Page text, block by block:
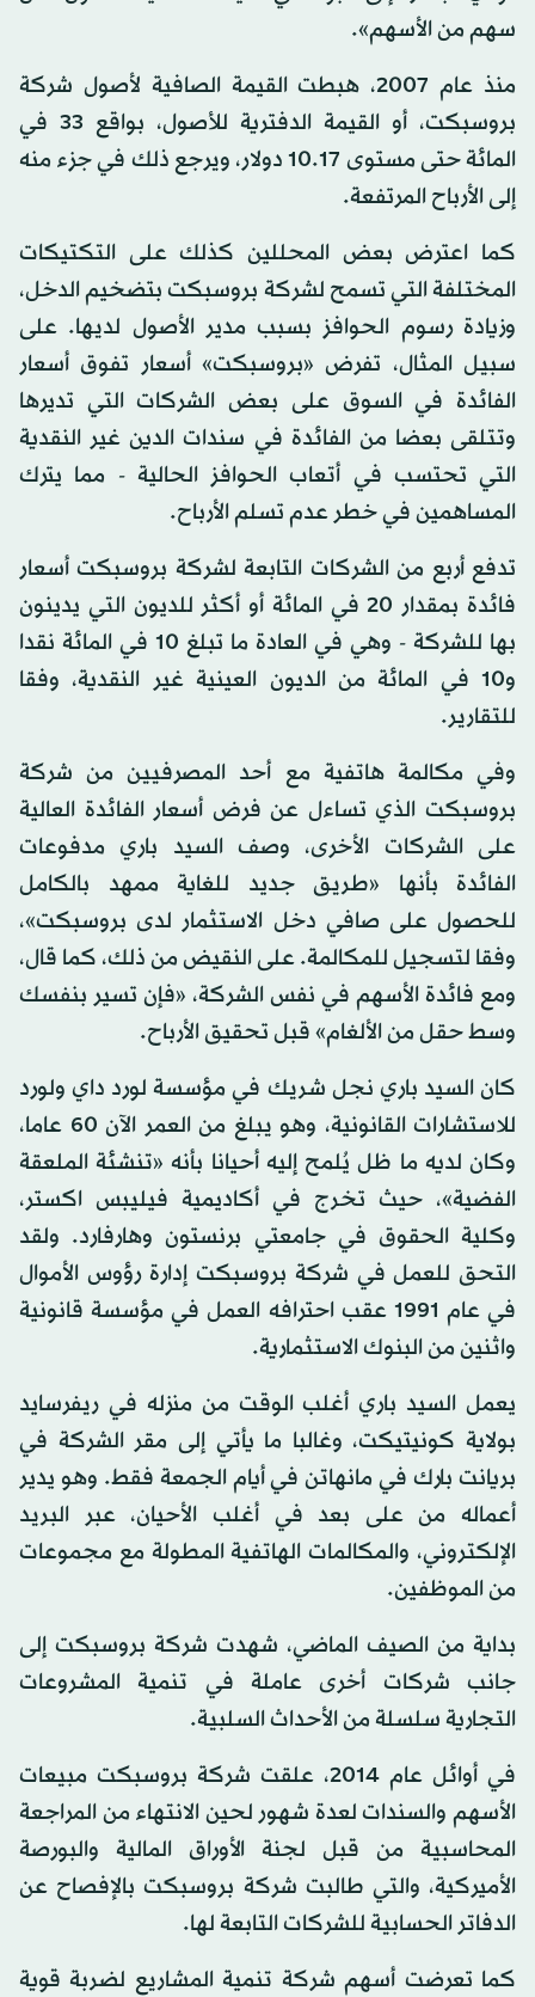
سهم من الأسهم».
منذ عام 2007، هبطت القيمة الصافية لأصول شركة
بروسبكت، أو القيمة الدفترية للأصول، بواقع 33 في
المائة حتى مستوى 10.17 دولار، ويرجع ذلك في جزء منه
إلى الأرباح المرتفعة.
كما اعترض بعض المحللين كذلك على التكتيكات
المختلفة التي تسمح لشركة بروسبكت بتضخيم الدخل،
وزيادة رسوم الحوافز بسبب مدير الأصول لديها. على
سبيل المثال، تفرض «بروسبكت» أسعار تفوق أسعار
الفائدة في السوق على بعض الشركات التي تديرها
وتتلقى بعضا من الفائدة في سندات الدين غير النقدية
التي تحتسب في أتعاب الحوافز الحالية - مما يترك
المساهمين في خطر عدم تسلم الأرباح.
تدفع أربع من الشركات التابعة لشركة بروسبكت أسعار
فائدة بمقدار 20 في المائة أو أكثر للديون التي يدينون
بها للشركة - وهي في العادة ما تبلغ 10 في المائة نقدا
و10 في المائة من الديون العينية غير النقدية، وفقا
للتقارير.
وفي مكالمة هاتفية مع أحد المصرفيين من شركة
بروسبكت الذي تساءل عن فرض أسعار الفائدة العالية
على الشركات الأخرى، وصف السيد باري مدفوعات
الفائدة بأنها «طريق جديد للغاية ممهد بالكامل
للحصول على صافي دخل الاستثمار لدى بروسبكت»،
وفقا لتسجيل للمكالمة. على النقيض من ذلك، كما قال،
ومع فائدة الأسهم في نفس الشركة، «فإن تسير بنفسك
وسط حقل من الألغام» قبل تحقيق الأرباح.
كان السيد باري نجل شريك في مؤسسة لورد داي ولورد
للاستشارات القانونية، وهو يبلغ من العمر الآن 60 عاما،
وكان لديه ما ظل يُلمح إليه أحيانا بأنه «تنشئة الملعقة
الفضية»، حيث تخرج في أكاديمية فيليبس اكستر،
وكلية الحقوق في جامعتي برنستون وهارفارد. ولقد
التحق للعمل في شركة بروسبكت إدارة رؤوس الأموال
في عام 1991 عقب احترافه العمل في مؤسسة قانونية
واثنين من البنوك الاستثمارية.
يعمل السيد باري أغلب الوقت من منزله في ريفرسايد
بولاية كونيتيكت، وغالبا ما يأتي إلى مقر الشركة في
بريانت بارك في مانهاتن في أيام الجمعة فقط. وهو يدير
أعماله من على بعد في أغلب الأحيان، عبر البريد
الإلكتروني، والمكالمات الهاتفية المطولة مع مجموعات
من الموظفين.
بداية من الصيف الماضي، شهدت شركة بروسبكت إلى
جانب شركات أخرى عاملة في تنمية المشروعات
التجارية سلسلة من الأحداث السلبية.
في أوائل عام 2014، علقت شركة بروسبكت مبيعات
الأسهم والسندات لعدة شهور لحين الانتهاء من المراجعة
المحاسبية من قبل لجنة الأوراق المالية والبورصة
الأميركية، والتي طالبت شركة بروسبكت بالإفصاح عن
الدفاتر الحسابية للشركات التابعة لها.
كما تعرضت أسهم شركة تنمية المشاريع لضربة قوية